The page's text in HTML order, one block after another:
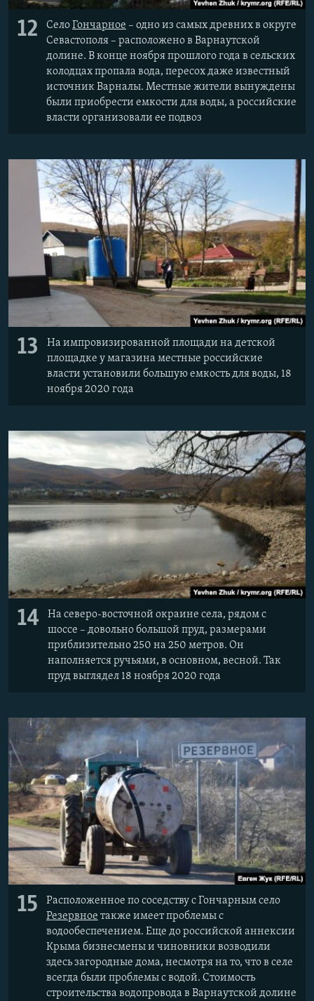
12 СелоГончарное – одно из самых древних в округе
Севастополя – расположено в Варнаутской
долине. В конце ноября прошлого года в сельских
колодцах пропала вода, пересох даже известный
источник Варналы. Местные жители вынуждены
были приобрести емкости для воды, а российские
власти организовали ее подвоз
13
На импровизированной площади на детской
площадке у магазина местные российские
власти установили большую емкость для воды, 18
ноября 2020 года
14
На северо-восточной окраине села, рядом с
шоссе – довольно большой пруд, размерами
приблизительно 250 на 250 метров. Он
наполняется ручьями, в основном, весной. Так
пруд выглядел 18 ноября 2020 года
15
Расположенное по соседству с Гончарным село
Резервное также имеет проблемы с
водообеспечением. Еще до российской аннексии
Крыма бизнесмены и чиновники возводили
здесь загородные дома, несмотря на то, что в селе
всегда были проблемы с водой. Стоимость
строительства водопровода в Варнаутской долине